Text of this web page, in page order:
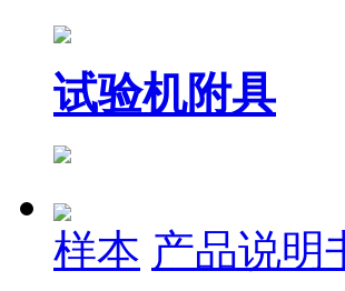
试验机附具
样本 产品说明